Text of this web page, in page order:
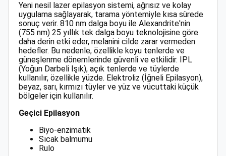
Yeni nesil lazer epilasyon sistemi, ağrısız ve kolay
uygulama sağlayarak, tarama yöntemiyle kısa sürede
sonuç verir. 810 nm dalga boyu ile Alexandrite'nin
(755 nm) 25 yıllık tek dalga boyu teknolojisine göre
daha derin etki eder, melanini cilde zarar vermeden
hedefler. Bu nedenle, özellikle koyu tenlerde ve
güneşlenme dönemlerinde güvenli ve etkilidir. IPL
(Yoğun Darbeli Işık), açık tenlerde ve tüylerde
kullanılır, özellikle yüzde. Elektroliz (İğneli Epilasyon),
beyaz, sarı, kırmızı tüyler ve yüz ve vücuttaki küçük
bölgeler için kullanılır.
Geçici Epilasyon
Biyo-enzimatik
Sıcak balmumu
Rulo